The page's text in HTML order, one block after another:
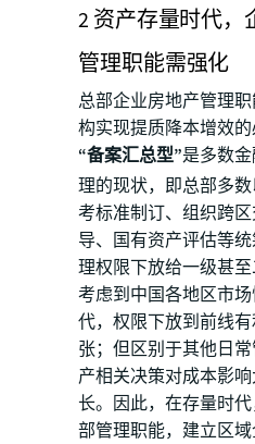
2 资产存量时代，
管理职能需强化
总部企业房地产管理
构实现提质降本增效的
“备案汇总型”是多数
理的现状，即总部多
考标准制订、组织跨
导、国有资产评估等
理权限下放给一级甚至
考虑到中国各地区市
代，权限下放到前线
张；但区别于其他日
产相关决策对成本影
长。因此，在存量时
部管理职能，建立区